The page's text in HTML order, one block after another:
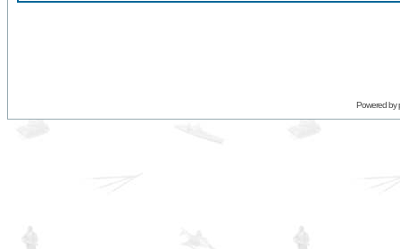
Powered by